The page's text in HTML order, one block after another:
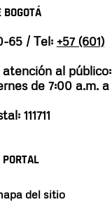
65 / Tel: +57 (601)
al público:
de 7:00 a.m. a
111711
del sitio